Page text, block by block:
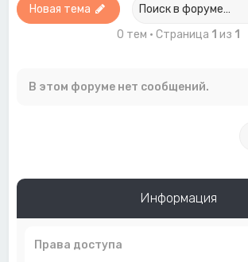
Новая тема
0 тем • Страница 1 из 1
В этом форуме нет сообщений.
Информация
Права доступа